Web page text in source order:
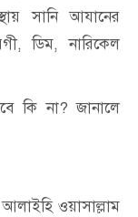
সানি আযানের
ডিম, নারিকেল
কি না? জানালে
আলাইহি ওয়াসাল্লাম